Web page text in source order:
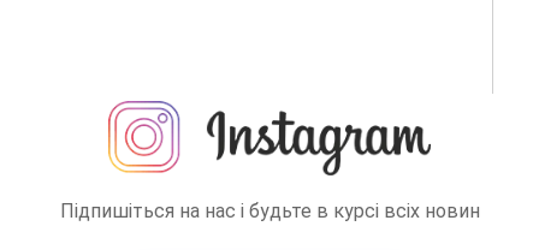
Підпишіться на нас і будьте в курсі всіх новин